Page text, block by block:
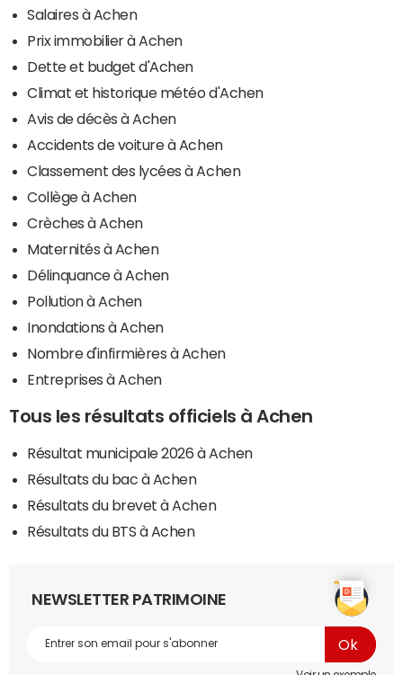
Salaires à Achen
Prix immobilier à Achen
Dette et budget d'Achen
Climat et historique météo d'Achen
Avis de décès à Achen
Accidents de voiture à Achen
Classement des lycées à Achen
Collège à Achen
Crèches à Achen
Maternités à Achen
Délinquance à Achen
Pollution à Achen
Inondations à Achen
Nombre d'infirmières à Achen
Entreprises à Achen
Tous les résultats officiels à Achen
Résultat municipale 2026 à Achen
Résultats du bac à Achen
Résultats du brevet à Achen
Résultats du BTS à Achen
NEWSLETTER PATRIMOINE